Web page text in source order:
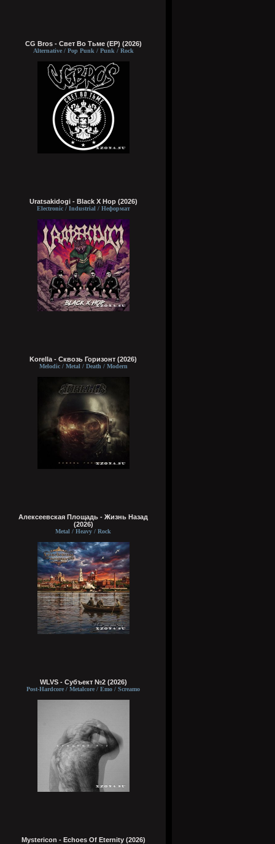
CG Bros - Свет Во Тьме (EP) (2026)
Alternative / Pop Punk / Punk / Rock
Uratsakidogi - Black X Hop (2026)
Electronic / Industrial / Неформат
Korella - Сквозь Горизонт (2026)
Melodic / Metal / Death / Modern
Алексеевская Площадь - Жизнь Назад
(2026)
Metal / Heavy / Rock
WLVS - Субъект №2 (2026)
Post-Hardcore / Metalcore / Emo / Screamo
Mystericon - Echoes Of Eternity (2026)